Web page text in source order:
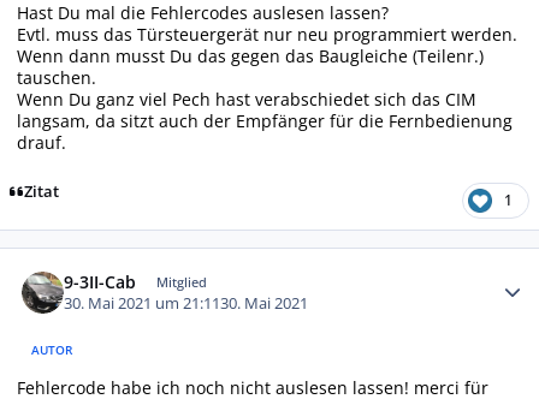
Hast Du mal die Fehlercodes auslesen lassen?
Evtl. muss das Türsteuergerät nur neu programmiert werden.
Wenn dann musst Du das gegen das Baugleiche (Teilenr.)
tauschen.
Wenn Du ganz viel Pech hast verabschiedet sich das CIM
langsam, da sitzt auch der Empfänger für die Fernbedienung
drauf.
Zitat 1
9-3II-Cab Mitglied
30. Mai 2021 um 21:1130. Mai 2021
AUTOR
Fehlercode habe ich noch nicht auslesen lassen! merci für